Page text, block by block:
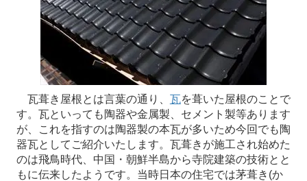
瓦葺き屋根とは言葉の通り、 瓦を葺いた屋根のことで
す。瓦といっても陶器や金属製、セメント製等あります
が、これを指すのは陶器製の本瓦が多いため今回でも陶
器瓦としてご紹介いたします。瓦葺きが施工され始めた
のは飛鳥時代、中国・朝鮮半島から寺院建築の技術とと
もに伝来したようです。当時日本の住宅では茅葺き(か